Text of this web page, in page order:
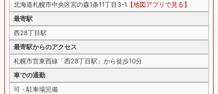
北海道札幌市中央区宮の森1条11丁目3-1 【地図アプリで見る】
最寄駅
西28丁目駅
最寄駅からのアクセス
札幌市営東西線「西28丁目駅」から徒歩10分
車での通勤
可・駐車場完備